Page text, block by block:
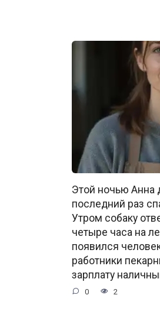
Этой ночью Анна
последний раз
Утром собаку
четыре часа на
появился
работники
зарплату
0 2